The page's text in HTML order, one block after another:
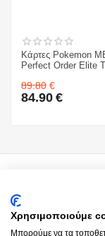
Κάρτες Pokemon
Perfect Order Elite
Black - Sleeved
ΤΜΧ.
89.80 €
84.90 €
Around you
Χρησιμοποιούμε
Μπορούμε να τα